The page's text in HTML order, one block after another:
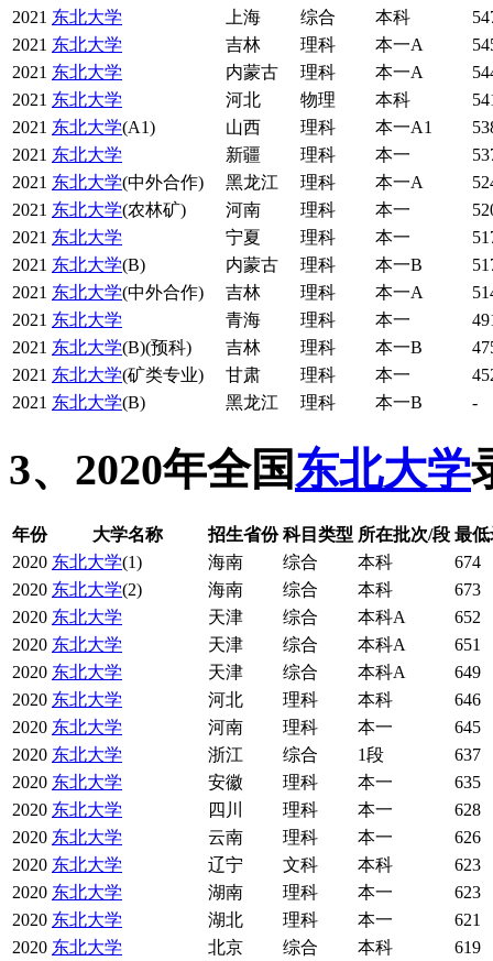
2021 东北大学 上海 综合 本科
2021 东北大学 吉林 理科 本一A
2021 东北大学 内蒙古 理科 本一A
2021 东北大学 河北 物理 本科
2021 东北大学(A1) 山西 理科 本一A1
2021 东北大学 新疆 理科 本一
2021 东北大学(中外合作) 黑龙江 理科 本一A
2021 东北大学(农林矿) 河南 理科 本一
2021 东北大学 宁夏 理科 本一
2021 东北大学(B) 内蒙古 理科 本一B
2021 东北大学(中外合作) 吉林 理科 本一A
2021 东北大学 青海 理科 本一
2021 东北大学(B)(预科) 吉林 理科 本一B
2021 东北大学(矿类专业) 甘肃 理科 本一
2021 东北大学(B) 黑龙江 理科 本一B -
3、2020年全国东北大学
年份 大学名称 招生省份 科目类型 所在批次/段 最
2020 东北大学(1) 海南 综合 本科
674
2020 东北大学(2) 海南 综合 本科
673
2020 东北大学 天津 综合 本科A
652
2020 东北大学 天津 综合 本科A
651
2020 东北大学 天津 综合 本科A
649
2020 东北大学 河北 理科 本科
646
2020 东北大学 河南 理科 本一
645
2020 东北大学 浙江 综合 1段
637
2020 东北大学 安徽 理科 本一
635
2020 东北大学 四川 理科 本一
628
2020 东北大学 云南 理科 本一
626
2020 东北大学 辽宁 文科 本科
623
2020 东北大学 湖南 理科 本一
623
2020 东北大学 湖北 理科 本一
621
2020 东北大学 北京 综合 本科
619